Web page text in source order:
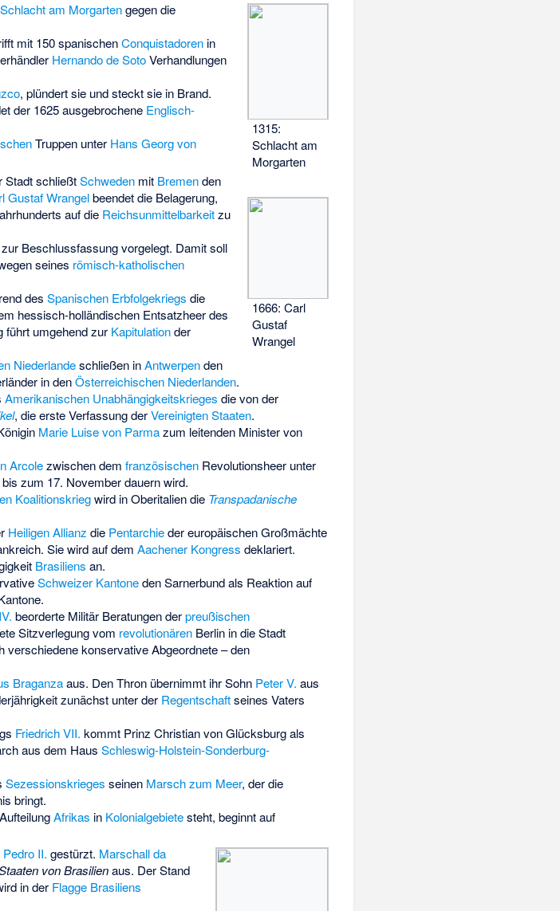
1315:
Schlacht am
Morgarten
Schlacht am Morgartengegen die
mit 150 spanischenConquistadorenin
Hernando de SotoVerhandlungen
, plündert sie und steckt sie in Brand.
der 1625 ausgebrochene Englisch-
Truppen unter Hans Georg von
1666: Carl
Gustaf
Wrangel
Stadt schließtSchwedenmit Bremenden
Gustaf Wrangelbeendet die Belagerung,
auf die Reichsunmittelbarkeitzu
Beschlussfassung vorgelegt. Damit soll
seines römisch-katholischen
des Spanischen Erbfolgekriegs die
hessisch-holländischen Entsatzheer des
führt umgehend zur Kapitulationder
Niederlandeschließen inAntwerpenden
in denÖsterreichischen Niederlanden.
Amerikanischen Unabhängigkeitskrieges die von der
, die erste Verfassung derVereinigten Staaten.
Marie Luise von Parmazum leitenden Minister von
Arcolezwischen dem französischenRevolutionsheer unter
zum 17. November dauern wird.
Koalitionskriegwird in Oberitalien die Transpadanische
Heiligen Allianz die Pentarchieder europäischen Großmächte
Sie wird auf dem Aachener Kongress deklariert.
Brasiliens an.
Schweizer KantonedenSarnerbundals Reaktion auf
beorderte Militär Beratungen derpreußischen
Sitzverlegung vom revolutionärenBerlin in die Stadt
verschiedene konservative Abgeordnete – den
Braganzaaus. Den Thron übernimmt ihr Sohn Peter V. aus
zunächst unter der Regentschaftseines Vaters
Friedrich VII. kommt Prinz Christian von Glücksburg als
aus dem Haus Schleswig-Holstein-Sonderburg-
Sezessionskrieges seinen Marsch zum Meer, der die
bringt.
Afrikas in Kolonialgebietesteht, beginnt auf
II. gestürzt. Marschall da
von Brasilienaus. Der Stand
in der Flagge Brasiliens